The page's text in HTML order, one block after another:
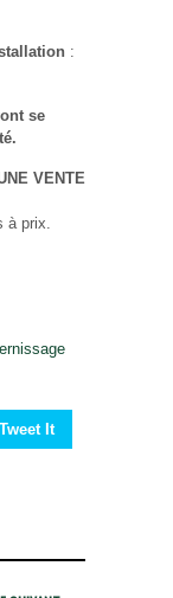
:
se
VENTE
à prix.
Tweet It